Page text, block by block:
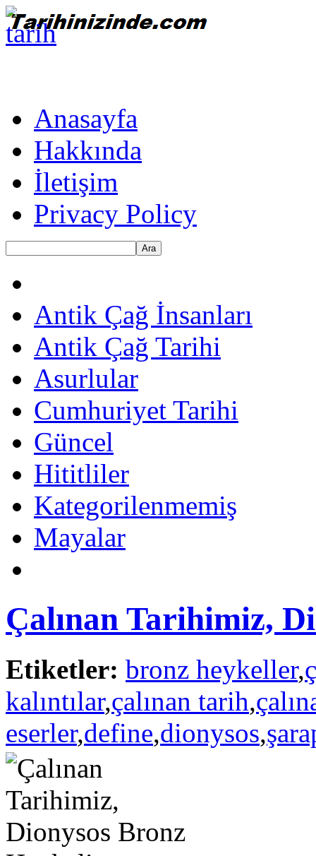
Anasayfa
Hakkında
İletişim
Privacy Policy
Ara
Antik Çağ İnsanları
Antik Çağ Tarihi
Asurlular
Cumhuriyet Tarihi
Güncel
Hititliler
Kategorilenmemiş
Mayalar
Çalınan Tarihimiz,
Etiketler: bronz heykeller,
kalıntılar,çalınan tarih,
eserler,define,dionysos,